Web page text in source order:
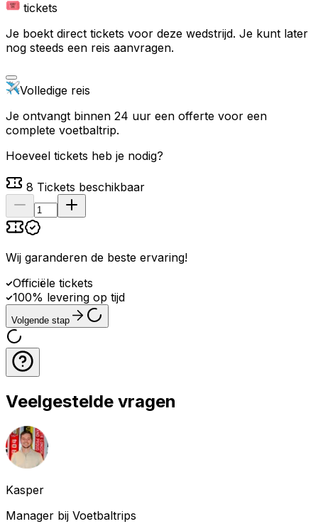
tickets
Je boekt direct tickets voor deze wedstrijd. Je kunt later
nog steeds een reis aanvragen.
Volledige reis
Je ontvangt binnen 24 uur een offerte voor een
complete voetbaltrip.
Hoeveel tickets heb je nodig?
8 Tickets beschikbaar
Wij garanderen de beste ervaring!
Officiële tickets
100% levering op tijd
Volgende stap
Veelgestelde vragen
Kasper
Manager bij Voetbaltrips